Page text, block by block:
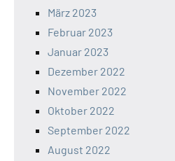
März 2023
Februar 2023
Januar 2023
Dezember 2022
November 2022
Oktober 2022
September 2022
August 2022